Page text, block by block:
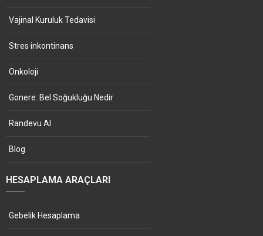
Vajinal Kuruluk Tedavisi
Stres inkontinans
Onkoloji
Gonere: Bel Soğukluğu Nedir
Randevu Al
Blog
HESAPLAMA ARAÇLARI
Gebelik Hesaplama